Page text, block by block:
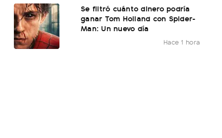
Se filtró cuánto dinero podría
ganar Tom Holland con Spider-
Man: Un nuevo día
Hace 1 hora